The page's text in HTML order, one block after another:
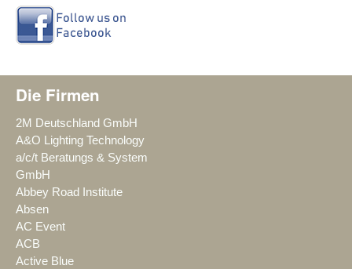
Die Firmen
2M Deutschland GmbH
A&O Lighting Technology
a/c/t Beratungs & System
GmbH
Abbey Road Institute
Absen
AC Event
ACB
Active Blue